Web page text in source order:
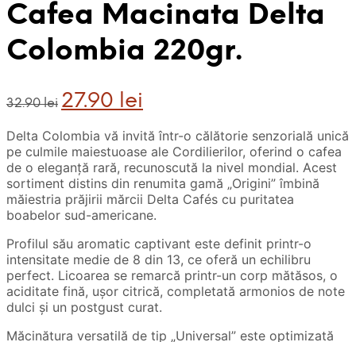
Cafea Macinata Delta
Colombia 220gr.
32.90lei
Prețul
inițial
fost:
32.90 lei.
27.90 leicurent
este:
27.90 lei.
Delta Colombia vă invită într-o călătorie senzorială unică
pe culmile maiestuoase ale Cordilierilor, oferind o cafea
de o eleganță rară, recunoscută la nivel mondial. Acest
sortiment distins din renumita gamă „Origini” îmbină
măiestria prăjirii mărcii Delta Cafés cu puritatea
boabelor sud-americane.
Profilul său aromatic captivant este definit printr-o
intensitate medie de 8 din 13, ce oferă un echilibru
perfect. Licoarea se remarcă printr-un corp mătăsos, o
aciditate fină, ușor citrică, completată armonios de note
dulci și un postgust curat.
Măcinătura versatilă de tip „Universal” este optimizată